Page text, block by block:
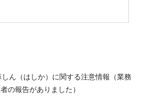
しん（はしか）に関する注意情報（業務
の報告がありました）